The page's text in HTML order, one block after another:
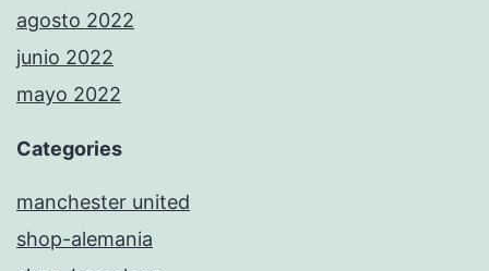
agosto 2022
junio 2022
mayo 2022
Categories
manchester united
shop-alemania